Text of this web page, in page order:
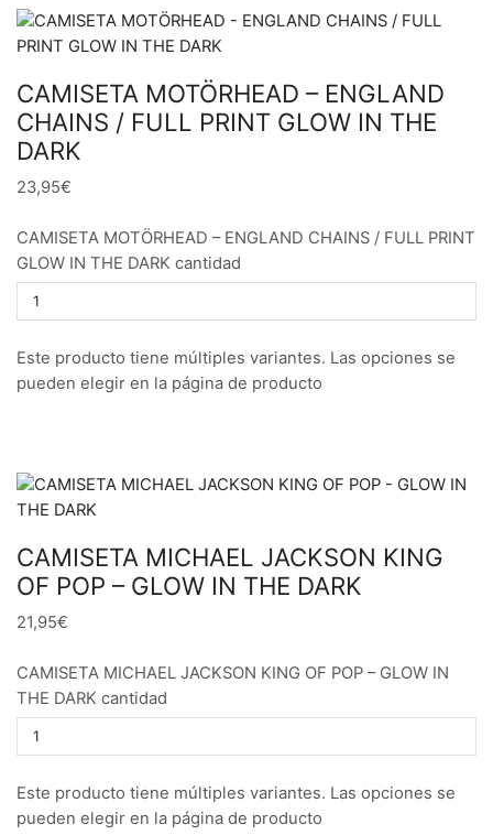
CAMISETA MOTÖRHEAD – ENGLAND
CHAINS / FULL PRINT GLOW IN THE
DARK
23,95€
CAMISETA MOTÖRHEAD – ENGLAND CHAINS / FULL PRINT
GLOW IN THE DARK cantidad
Este producto tiene múltiples variantes. Las opciones se
pueden elegir en la página de producto
CAMISETA MICHAEL JACKSON KING
OF POP – GLOW IN THE DARK
21,95€
CAMISETA MICHAEL JACKSON KING OF POP – GLOW IN
THE DARK cantidad
Este producto tiene múltiples variantes. Las opciones se
pueden elegir en la página de producto